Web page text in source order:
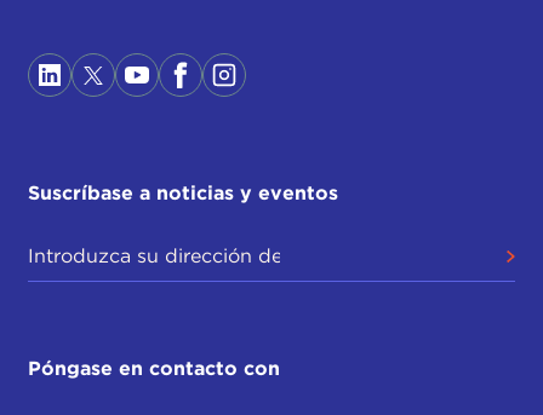
Suscríbase a noticias y eventos
Póngase en contacto con